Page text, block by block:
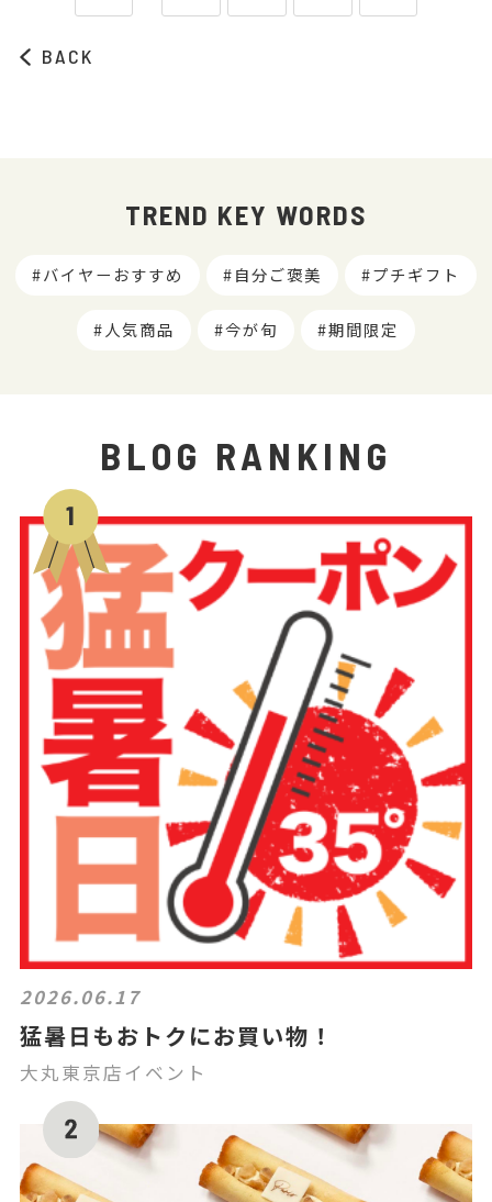
BACK
TREND KEY WORDS
バイヤーおすすめ 自分ご褒美 プチギフト
人気商品 今が旬 期間限定
BLOG RANKING
2026.06.17
猛暑日もおトクにお買い物！
大丸東京店イベント